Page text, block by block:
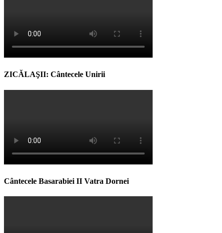
ZICĂLAŞII: Cântecele Unirii
Cântecele Basarabiei II Vatra Dornei